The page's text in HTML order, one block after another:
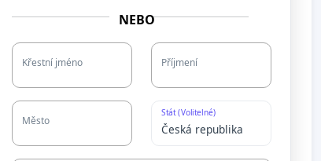
NEBO
Křestní jméno Příjmení
Město
Stát (Volitelné)